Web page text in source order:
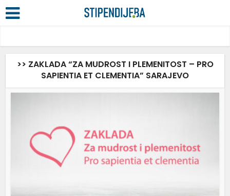
>> ZAKLADA “ZA MUDROST I PLEMENITOST – PRO
SAPIENTIA ET CLEMENTIA” SARAJEVO